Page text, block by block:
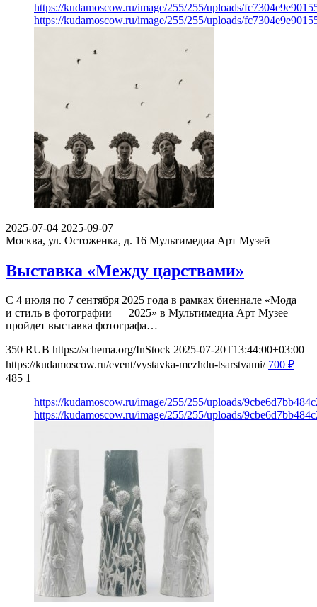
https://kudamoscow.ru/image/255/255/uploads/
https://kudamoscow.ru/image/255/255/uploads/
2025-07-04 2025-09-07
Москва, ул. Остоженка, д. 16 Мультимедиа Арт Музей
Выставка «Между царствами»
С 4 июля по 7 сентября 2025 года в рамках биеннале «Мода
и стиль в фотографии — 2025» в Мультимедиа Арт Музее
пройдет выставка фотографа…
350 RUB https://schema.org/InStock 2025-07-20T13:44:00+03:00
https://kudamoscow.ru/event/vystavka-mezhdu-tsarstvami/ 700 ₽
485 1
https://kudamoscow.ru/image/255/255/uploads/
https://kudamoscow.ru/image/255/255/uploads/